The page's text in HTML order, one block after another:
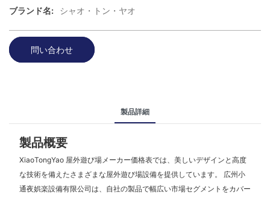
ブランド名: シャオ・トン・ヤオ
問い合わせ
製品詳細
製品概要
XiaoTongYao 屋外遊び場メーカー価格表では、美しいデザインと高度
な技術を備えたさまざまな屋外遊び場設備を提供しています。 広州小
通夜娯楽設備有限公司は、自社の製品で幅広い市場セグメントをカバー